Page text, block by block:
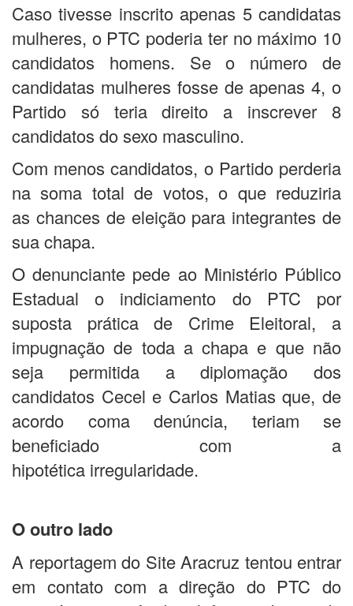
Caso tivesse inscrito apenas 5 candidatas
mulheres, o PTC poderia ter no máximo 10
candidatos homens. Se o número de
candidatas mulheres fosse de apenas 4, o
Partido só teria direito a inscrever 8
candidatos do sexo masculino.
Com menos candidatos, o Partido perderia
na soma total de votos, o que reduziria
as chances de eleição para integrantes de
sua chapa.
O denunciante pede ao Ministério Público
Estadual o indiciamento do PTC por
suposta prática de Crime Eleitoral, a
impugnação de toda a chapa e que não
seja permitida a diplomação dos
candidatos Cecel e Carlos Matias que, de
acordo coma denúncia, teriam se
beneficiado com a
hipotética irregularidade.
O outro lado
A reportagem do Site Aracruz tentou entrar
em contato com a direção do PTC do